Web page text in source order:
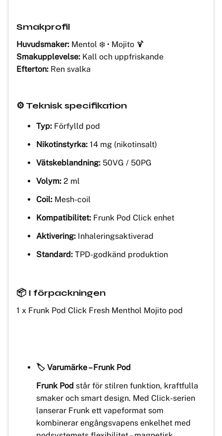
Smakprofil
Huvudsmaker: Mentol ❄️ • Mojito 🍹
Smakupplevelse: Kall och uppfriskande
Efterton: Ren svalka
⚙️ Teknisk specifikation
Typ: Förfylld pod
Nikotinstyrka: 14 mg (nikotinsalt)
Vätskeblandning: 50VG / 50PG
Volym: 2 ml
Coil: Mesh-coil
Kompatibilitet: Frunk Pod Click enhet
Aktivering: Inhaleringsaktiverad
Standard: TPD-godkänd produktion
📦 I förpackningen
1 x Frunk Pod Click Fresh Menthol Mojito pod
🏷️ Varumärke – Frunk Pod
Frunk Pod står för stilren funktion, kraftfulla
smaker och smart design. Med Click-serien
lanserar Frunk ett vapeformat som
kombinerar engångsvapens enkelhet med